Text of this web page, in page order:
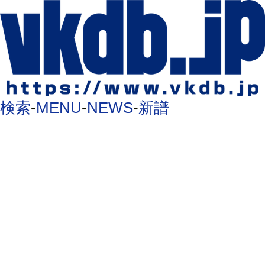
検索-MENU-NEWS-新譜